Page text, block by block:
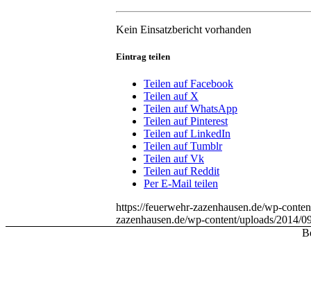
Kein Einsatzbericht vorhanden
Eintrag teilen
Teilen auf Facebook
Teilen auf X
Teilen auf WhatsApp
Teilen auf Pinterest
Teilen auf LinkedIn
Teilen auf Tumblr
Teilen auf Vk
Teilen auf Reddit
Per E-Mail teilen
https://feuerwehr-zazenhausen.de/wp-
zazenhausen.de/wp-content/uploads/2014/